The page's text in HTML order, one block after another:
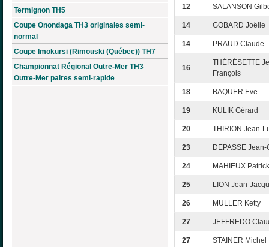
Termignon TH5
Coupe Onondaga TH3 originales semi-
normal
Coupe Imokursi (Rimouski (Québec)) TH7
Championnat Régional Outre-Mer TH3
Outre-Mer paires semi-rapide
12 SALANSON
14 GOBARD Joëlle
14 PRAUD Claude
16
THÉRÉSETTE
François
18 BAQUER Eve
19 KULIK Gérard
20 THIRION Jean-
23 DEPASSE
24 MAHIEUX Patrick
25 LION Jean-
26 MULLER Ketty
27 JEFFREDO
27 STAINER Michel